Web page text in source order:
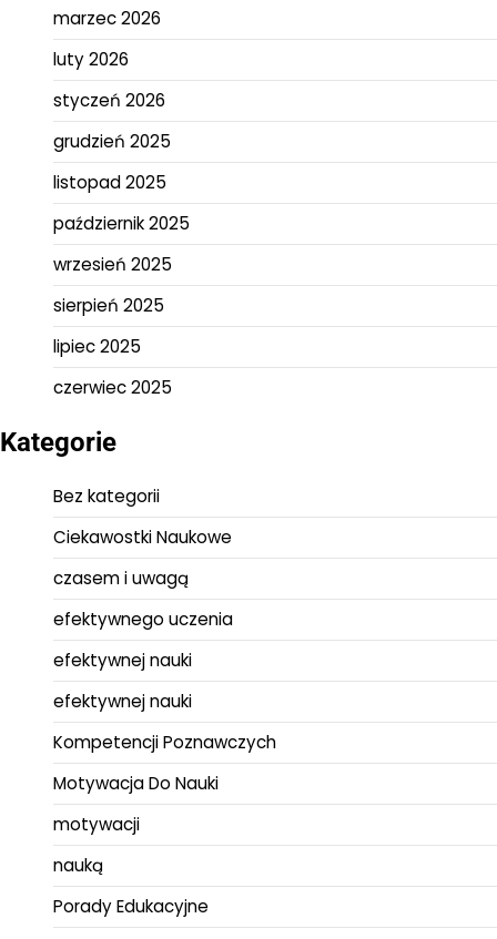
marzec 2026
luty 2026
styczeń 2026
grudzień 2025
listopad 2025
październik 2025
wrzesień 2025
sierpień 2025
lipiec 2025
czerwiec 2025
Kategorie
Bez kategorii
Ciekawostki Naukowe
czasem i uwagą
efektywnego uczenia
efektywnej nauki
efektywnej nauki
Kompetencji Poznawczych
Motywacja Do Nauki
motywacji
nauką
Porady Edukacyjne